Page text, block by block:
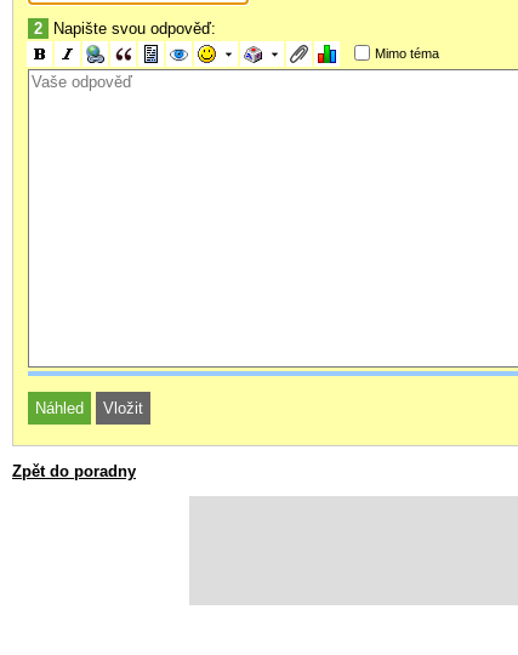
2 Napište svou odpověď:
Mimo téma
Zpět do poradny